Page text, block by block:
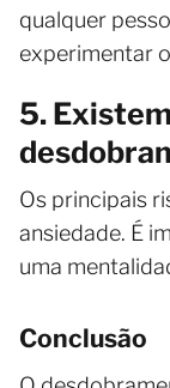
qualquer
experimentar
5.
Os principais
ansiedade. É
uma
Conclusão